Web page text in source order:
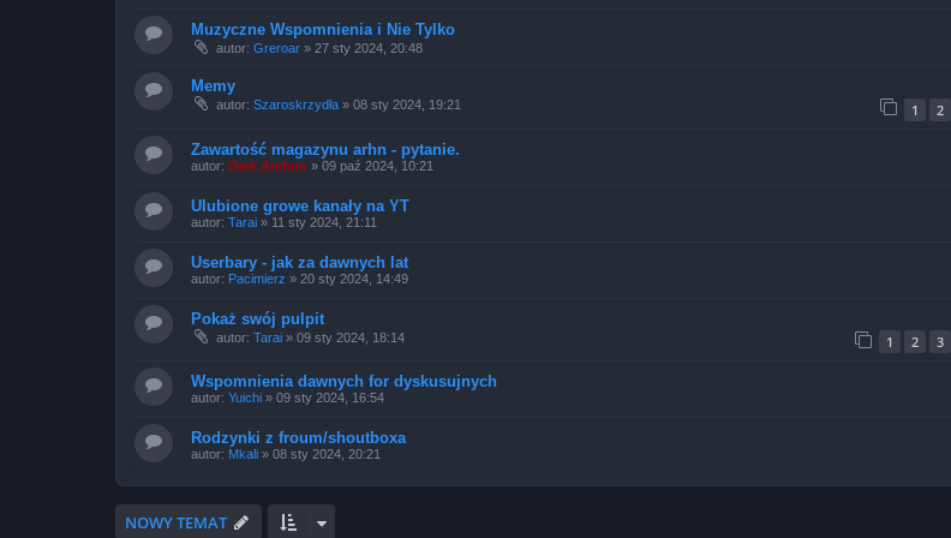
Muzyczne Wspomnienia i Nie Tylko
autor: Greroar » 27 sty 2024, 20:48
Memy
autor: Szaroskrzydła » 08 sty 2024, 19:21 1 2
Zawartość magazynu arhn - pytanie.
autor: Dark Archon » 09 paź 2024, 10:21
Ulubione growe kanały na YT
autor: Tarai » 11 sty 2024, 21:11
Userbary - jak za dawnych lat
autor: Pacimierz » 20 sty 2024, 14:49
Pokaż swój pulpit
autor: Tarai » 09 sty 2024, 18:14 1 2 3
Wspomnienia dawnych for dyskusujnych
autor: Yuichi » 09 sty 2024, 16:54
Rodzynki z froum/shoutboxa
autor: Mkali » 08 sty 2024, 20:21
NOWY TEMAT